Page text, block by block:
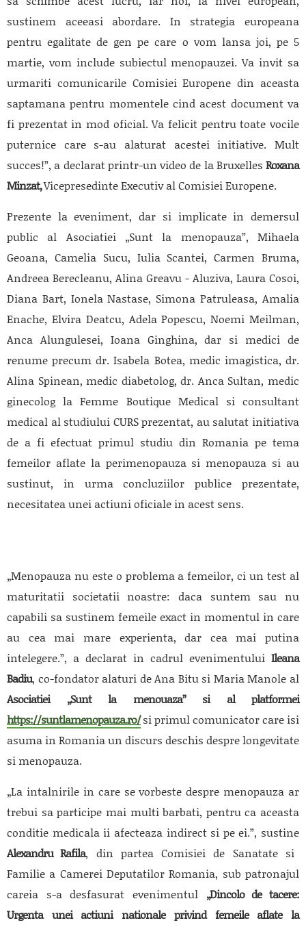
sustinem aceeasi abordare. In strategia europeana
pentru egalitate de gen pe care o vom lansa joi, pe 5
martie, vom include subiectul menopauzei. Va invit sa
urmariti comunicarile Comisiei Europene din aceasta
saptamana pentru momentele cind acest document va
fi prezentat in mod oficial. Va felicit pentru toate vocile
puternice care s-au alaturat acestei initiative. Mult
succes!”, a declarat printr-un video de la Bruxelles Roxana
Minzat,Vicepresedinte Executiv al Comisiei Europene.
Prezente la eveniment, dar si implicate in demersul
public al Asociatiei „Sunt la menopauza”, Mihaela
Geoana, Camelia Sucu, Iulia Scantei, Carmen Bruma,
Andreea Berecleanu, Alina Greavu - Aluziva, Laura Cosoi,
Diana Bart, Ionela Nastase, Simona Patruleasa, Amalia
Enache, Elvira Deatcu, Adela Popescu, Noemi Meilman,
Anca Alungulesei, Ioana Ginghina, dar si medici de
renume precum dr. Isabela Botea, medic imagistica, dr.
Alina Spinean, medic diabetolog, dr. Anca Sultan, medic
ginecolog la Femme Boutique Medical si consultant
medical al studiului CURS prezentat, au salutat initiativa
de a fi efectuat primul studiu din Romania pe tema
femeilor aflate la perimenopauza si menopauza si au
sustinut, in urma concluziilor publice prezentate,
necesitatea unei actiuni oficiale in acest sens.
„Menopauza nu este o problema a femeilor, ci un test al
maturitatii societatii noastre: daca suntem sau nu
capabili sa sustinem femeile exact in momentul in care
au cea mai mare experienta, dar cea mai putina
intelegere.”, a declarat in cadrul evenimentului Ileana
Badiu, co-fondator alaturi de Ana Bitu si Maria Manole al
Asociatiei „Sunt la menouaza” si al platformei
https://suntlamenopauza.ro/si primul comunicator care isi
asuma in Romania un discurs deschis despre longevitate
si menopauza.
„La intalnirile in care se vorbeste despre menopauza ar
trebui sa participe mai multi barbati, pentru ca aceasta
conditie medicala ii afecteaza indirect si pe ei.”, sustine
Alexandru Rafila, din partea Comisiei de Sanatate si
Familie a Camerei Deputatilor Romania, sub patronajul
careia s-a desfasurat evenimentul „Dincolo de tacere:
Urgenta unei actiuni nationale privind femeile aflate la